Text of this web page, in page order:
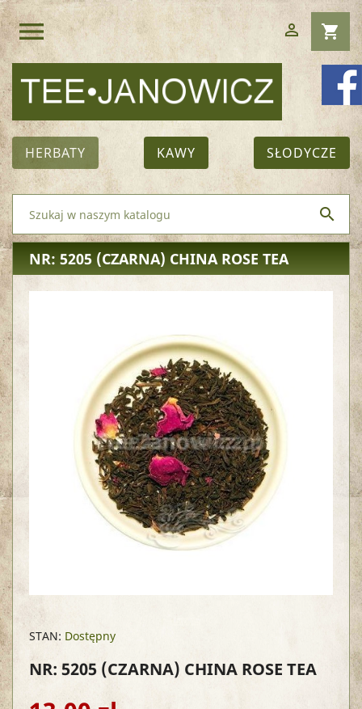
menu

 shopping_cart
HERBATY KAWY SŁODYCZE
NR: 5205 (CZARNA) CHINA ROSE TEA
STAN: Dostępny
NR: 5205 (CZARNA) CHINA ROSE TEA